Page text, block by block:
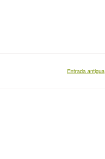
Entrada antigua